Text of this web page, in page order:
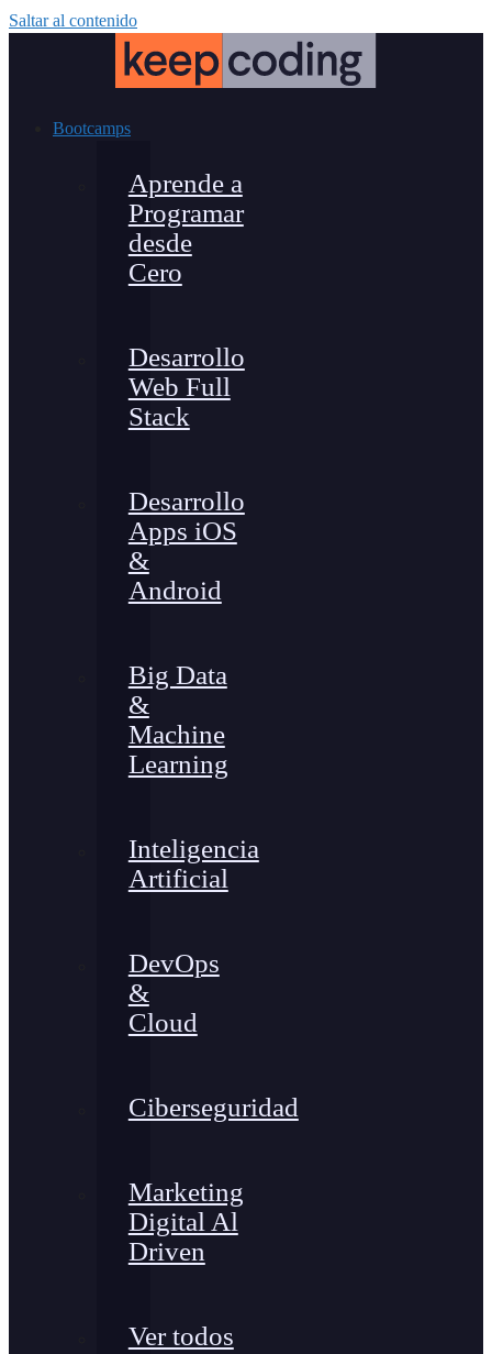
Saltar al contenido
Bootcamps
Aprende a
Programar
desde
Cero
Desarrollo
Web Full
Stack
Desarrollo
Apps iOS
&
Android
Big Data
&
Machine
Learning
Inteligencia
Artificial
DevOps
&
Cloud
Ciberseguridad
Marketing
Digital Al
Driven
Ver todos